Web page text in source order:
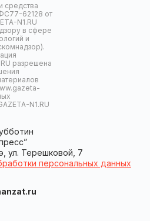
средства
62128 от
N1.RU
в сфере
и
разрешена
N1.RU
ул. Терешковой, 7
персональных данных